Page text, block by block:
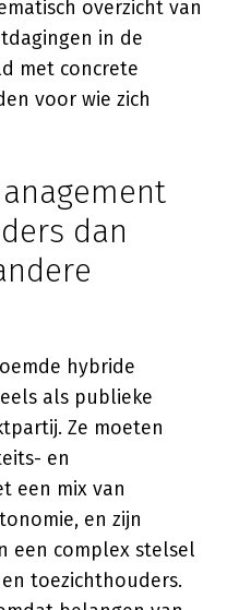
overzicht van
in de
met concrete
voor wie zich
dan
hybride
als publieke
Ze moeten
en
een mix van
en zijn
een complex stelsel
toezichthouders.